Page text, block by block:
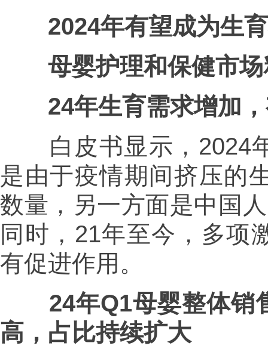
2024年有望成为生
母婴护理和保健市
24年生育需求增加
白皮书显示，2024年
是由于疫情期间挤压的
数量，另一方面是中国
同时，21年至今，多项
有促进作用。
24年Q1母婴整体销
高，占比持续扩大